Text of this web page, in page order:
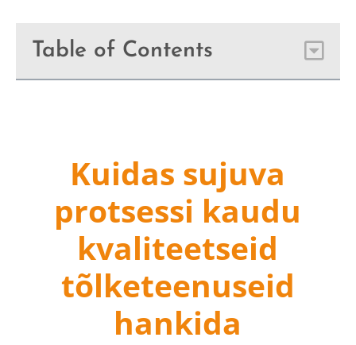
Table of Contents
Kuidas sujuva
protsessi kaudu
kvaliteetseid
tõlketeenuseid
hankida